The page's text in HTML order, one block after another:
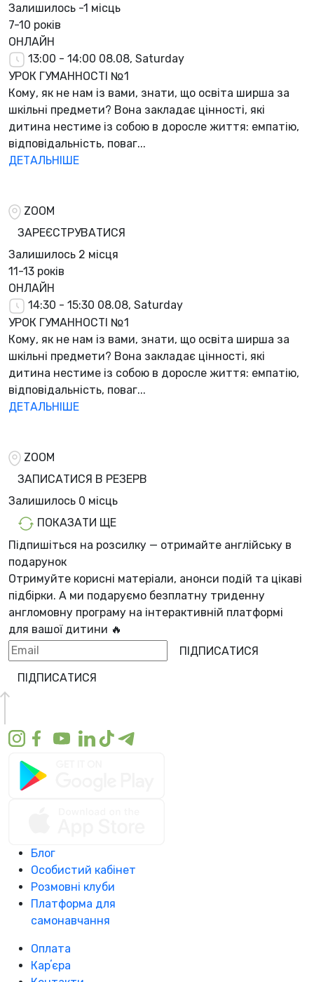
Залишилось -1 місць
7-10 років
ОНЛАЙН
13:00 - 14:00 08.08, Saturday
УРОК ГУМАННОСТІ №1
Кому, як не нам із вами, знати, що освіта ширша за
шкільні предмети? Вона закладає цінності, які
дитина нестиме із собою в доросле життя: емпатію,
відповідальність, поваг...
ДЕТАЛЬНІШЕ
ZOOM
ЗАРЕЄСТРУВАТИСЯ
Залишилось 2 місця
11-13 років
ОНЛАЙН
14:30 - 15:30 08.08, Saturday
УРОК ГУМАННОСТІ №1
Кому, як не нам із вами, знати, що освіта ширша за
шкільні предмети? Вона закладає цінності, які
дитина нестиме із собою в доросле життя: емпатію,
відповідальність, поваг...
ДЕТАЛЬНІШЕ
ZOOM
ЗАПИСАТИСЯ В РЕЗЕРВ
Залишилось 0 місць
ПОКАЗАТИ ЩЕ
Підпишіться на розсилку — отримайте англійську в
подарунок
Отримуйте корисні матеріали, анонси подій та цікаві
підбірки. А ми подаруємо безплатну триденну
англомовну програму на інтерактивній платформі
для вашої дитини 🔥
ПІДПИСАТИСЯ
ПІДПИСАТИСЯ
Блог
Особистий кабінет
Розмовні клуби
Платформа для
самонавчання
Оплата
Карʼєра